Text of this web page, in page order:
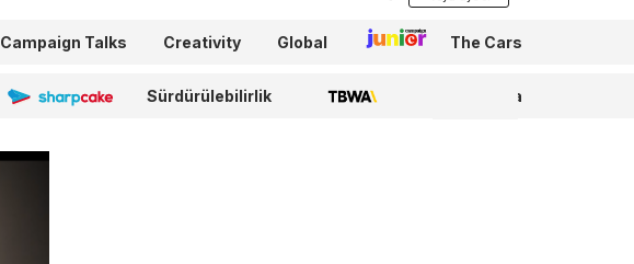
Campaign Talks Creativity Global Junior The Cars
Sharpcake Sürdürülebilirlik TBWA WPP Media